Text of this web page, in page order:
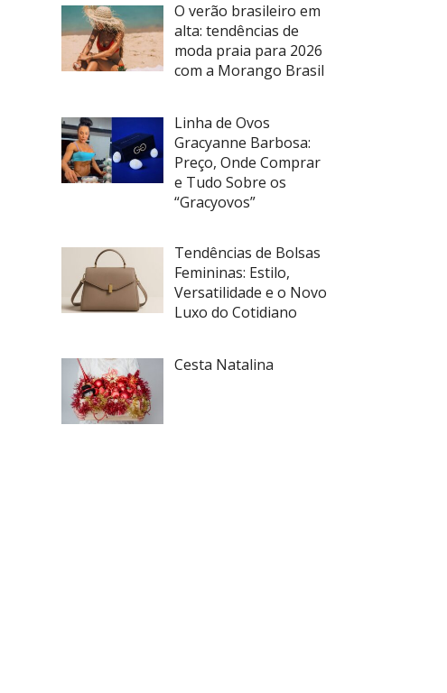
O verão brasileiro em
alta: tendências de
moda praia para 2026
com a Morango Brasil
Linha de Ovos
Gracyanne Barbosa:
Preço, Onde Comprar
e Tudo Sobre os
“Gracyovos”
Tendências de Bolsas
Femininas: Estilo,
Versatilidade e o Novo
Luxo do Cotidiano
Cesta Natalina